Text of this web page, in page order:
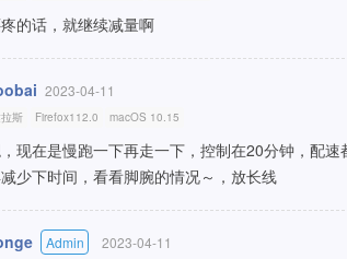
的话，就继续减量啊
2023-04-11
斯 Firefox112.0 macOS 10.15
现在是慢跑一下再走一下，控制在20分钟，配
少下时间，看看脚腕的情况～，放长线
Admin 2023-04-11